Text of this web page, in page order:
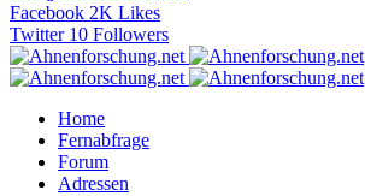
Facebook 2K Likes
Twitter 10 Followers
Home
Fernabfrage
Forum
Adressen